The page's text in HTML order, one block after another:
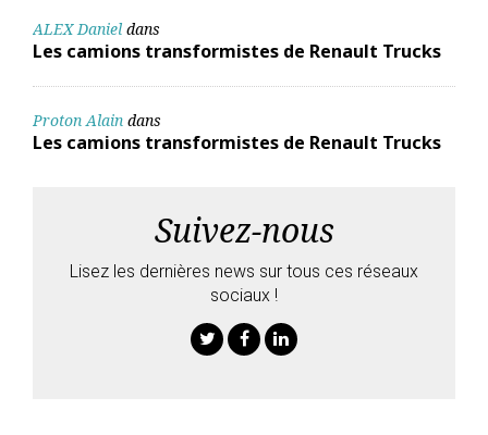
ALEX Daniel dans
Les camions transformistes de Renault Trucks
Proton Alain dans
Les camions transformistes de Renault Trucks
Suivez-nous
Lisez les dernières news sur tous ces réseaux
sociaux !